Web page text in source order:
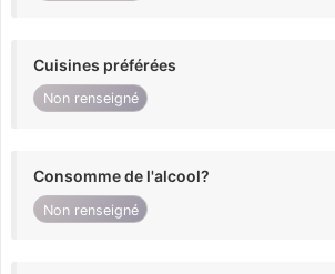
Cuisines préférées
Non renseigné
Consomme de l'alcool?
Non renseigné